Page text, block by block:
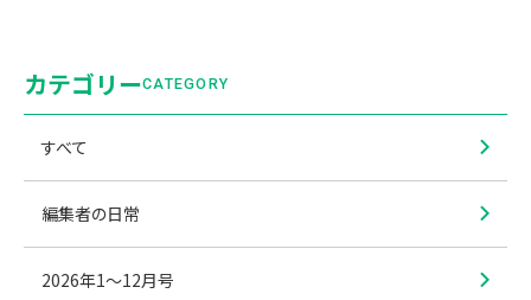
カテゴリーCATEGORY
すべて
編集者の日常
2026年1〜12月号